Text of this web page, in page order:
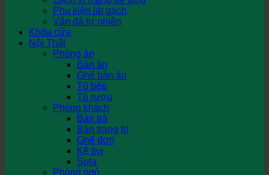
Phụ kiện lát gạch
Vân đá tự nhiên
Khóa cửa
Nội Thất
Phòng ăn
Bàn ăn
Ghế bàn ăn
Tủ bếp
Tủ rượu
Phòng khách
Bàn trà
Bàn trang trí
Ghế đơn
Kệ tivi
Sofa
Phòng ngủ